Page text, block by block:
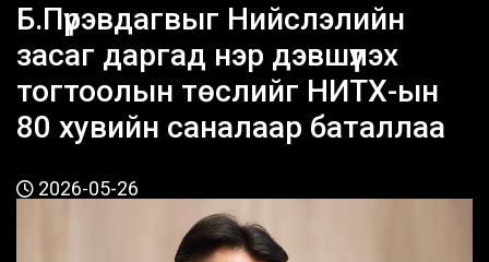
Б.Пүрэвдагвыг Нийслэлийн
засаг даргад нэр дэвшүүлэх
тогтоолын төслийг НИТХ-ын
80 хувийн саналаар баталлаа
2026-05-26